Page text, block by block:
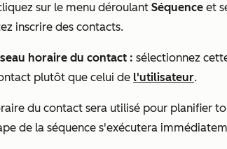
sur le menu déroulant Séquence et
inscrire des contacts.
horaire du contact : sélectionnez
plutôt que celui de l'utilisateur.
du contact sera utilisé pour planifier
de la séquence s'exécutera